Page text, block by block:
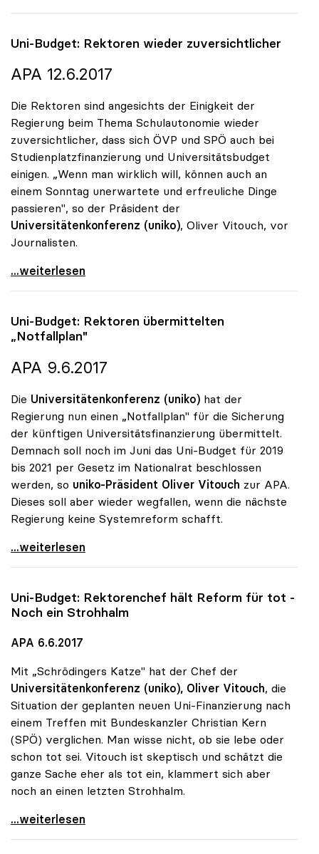
Uni-Budget: Rektoren wieder zuversichtlicher
APA 12.6.2017
Die Rektoren sind angesichts der Einigkeit der
Regierung beim Thema Schulautonomie wieder
zuversichtlicher, dass sich ÖVP und SPÖ auch bei
Studienplatzfinanzierung und Universitätsbudget
einigen. „Wenn man wirklich will, können auch an
einem Sonntag unerwartete und erfreuliche Dinge
passieren", so der Präsident der
Universitätenkonferenz (uniko), Oliver Vitouch, vor
Journalisten.
Uni-Budget: Rektoren wieder zuversichtlicher
...weiterlesen
Uni-Budget: Rektoren übermittelten
„Notfallplan"
APA 9.6.2017
Die Universitätenkonferenz (uniko) hat der
Regierung nun einen „Notfallplan" für die Sicherung
der künftigen Universitätsfinanzierung übermittelt.
Demnach soll noch im Juni das Uni-Budget für 2019
bis 2021 per Gesetz im Nationalrat beschlossen
werden, so uniko-Präsident Oliver Vitouch zur APA.
Dieses soll aber wieder wegfallen, wenn die nächste
Regierung keine Systemreform schafft.
Uni-Budget: Rektoren übermittelten „Notfallplan\"
...weiterlesen
Uni-Budget: Rektorenchef hält Reform für tot -
Noch ein Strohhalm
APA 6.6.2017
Mit „Schrödingers Katze" hat der Chef der
Universitätenkonferenz (uniko), Oliver Vitouch, die
Situation der geplanten neuen Uni-Finanzierung nach
einem Treffen mit Bundeskanzler Christian Kern
(SPÖ) verglichen. Man wisse nicht, ob sie lebe oder
schon tot sei. Vitouch ist skeptisch und schätzt die
ganze Sache eher als tot ein, klammert sich aber
noch an einen letzten Strohhalm.
Uni-Budget: Rektorenchef hält Reform für tot -
...weiterlesen